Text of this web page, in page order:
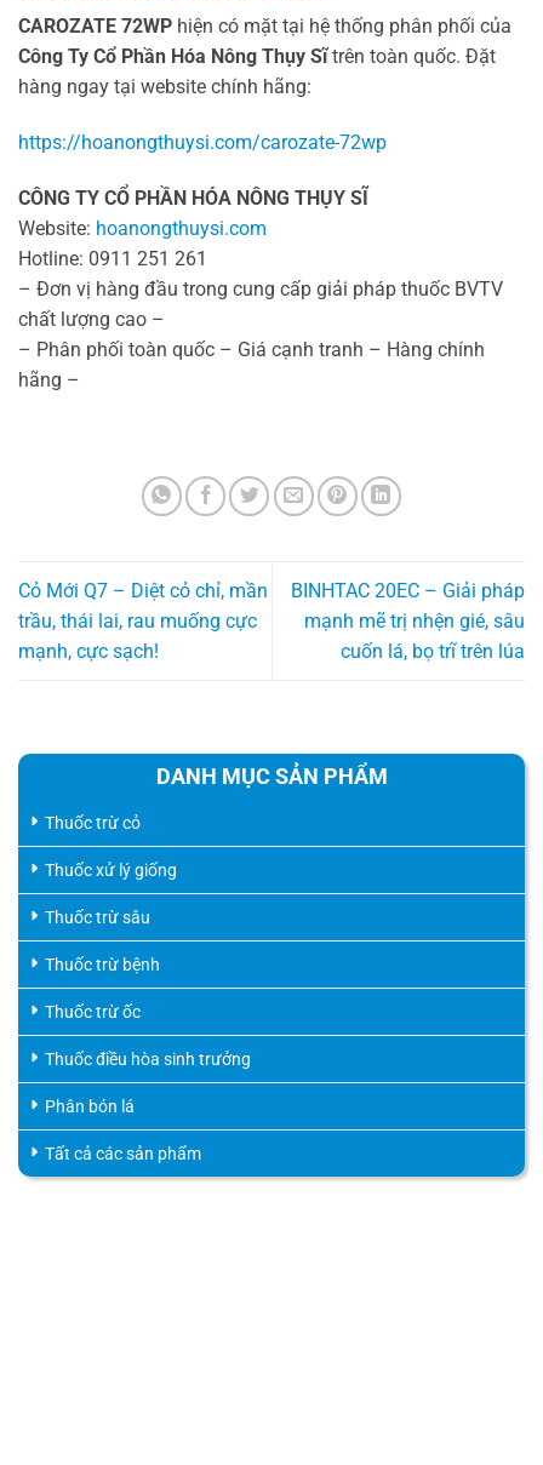
CAROZATE 72WP hiện có mặt tại hệ thống phân phối của
Công Ty Cổ Phần Hóa Nông Thụy Sĩtrên toàn quốc. Đặt
hàng ngay tại website chính hãng:
https://hoanongthuysi.com/carozate-72wp
CÔNG TY CỔ PHẦN HÓA NÔNG THỤY SĨ
Website: hoanongthuysi.com
Hotline: 0911 251 261
– Đơn vị hàng đầu trong cung cấp giải pháp thuốc BVTV
chất lượng cao –
– Phân phối toàn quốc – Giá cạnh tranh – Hàng chính
hãng –
Cỏ Mới Q7 – Diệt cỏ chỉ, mần
trầu, thái lai, rau muống cực
mạnh, cực sạch!
BINHTAC 20EC – Giải pháp
mạnh mẽ trị nhện gié, sâu
cuốn lá, bọ trĩ trên lúa
DANH MỤC SẢN PHẨM
Thuốc trừ cỏ
Thuốc xử lý giống
Thuốc trừ sâu
Thuốc trừ bệnh
Thuốc trừ ốc
Thuốc điều hòa sinh trưởng
Phân bón lá
Tất cả các sản phẩm